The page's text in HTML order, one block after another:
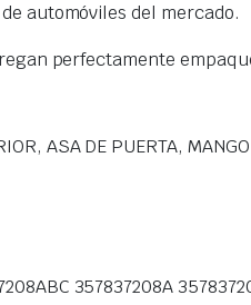
automóviles del mercado.
perfectamente
ASA DE PUERTA,
357837208A